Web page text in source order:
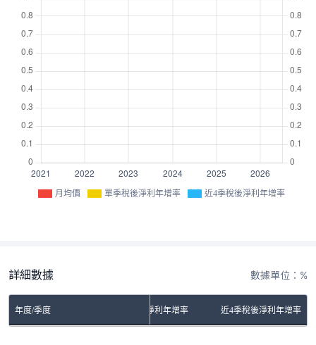
月均價 單季稅後淨利年增率 近4季稅後淨利年增率
詳細數據 數據單位：%
年度/季度 單季稅後淨利年增率 近4季稅後淨利年增率